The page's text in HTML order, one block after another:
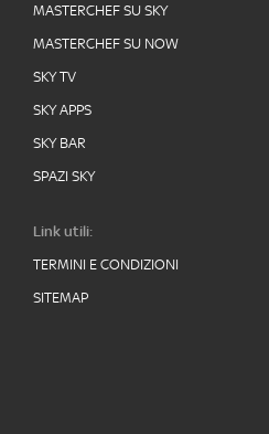
MASTERCHEF SU SKY
MASTERCHEF SU NOW
SKY TV
SKY APPS
SKY BAR
SPAZI SKY
Link utili:
TERMINI E CONDIZIONI
SITEMAP